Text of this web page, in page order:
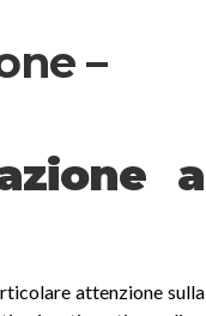
–
a
attenzione sulla